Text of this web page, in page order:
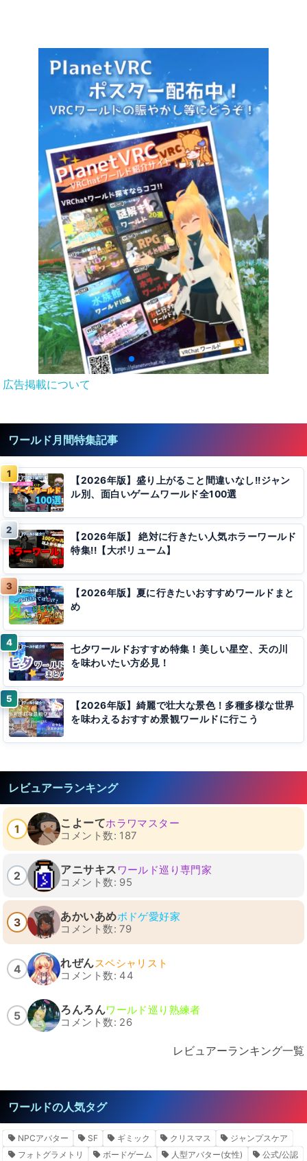
広告掲載について
ワールド月間特集記事
【2026年版】盛り上がること間違いなし!!ジャン
ル別、面白いゲームワールド全100選
【2026年版】 絶対に行きたい人気ホラーワールド
特集!!【大ボリューム】
【2026年版】夏に行きたいおすすめワールドまと
め
七夕ワールドおすすめ特集！美しい星空、天の川
を味わいたい方必見！
【2026年版】綺麗で壮大な景色！多種多様な世界
を味わえるおすすめ景観ワールドに行こう
レビュアーランキング
1 こよーてホラワマスター
コメント数: 187
2 アニサキス ワールド巡り専門家
コメント数: 95
3 あかいあめボドゲ愛好家
コメント数: 79
4 れぜんスペシャリスト
コメント数: 44
5 ろんろんワールド巡り熟練者
コメント数: 26
レビュアーランキング一覧
ワールドの人気タグ
NPCアバター SF ギミック クリスマス
ジャンプスケア
フォトグラメトリ
ボードゲーム 人型アバター(女性)
公式/公認